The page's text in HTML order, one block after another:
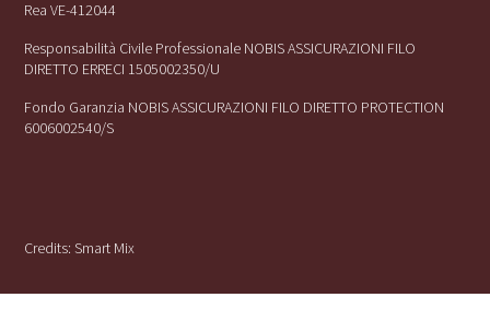
Rea VE-412044
Responsabilità Civile Professionale NOBIS ASSICURAZIONI FILO
DIRETTO ERRECI 1505002350/U
Fondo Garanzia NOBIS ASSICURAZIONI FILO DIRETTO PROTECTION
6006002540/S
Credits:Smart Mix